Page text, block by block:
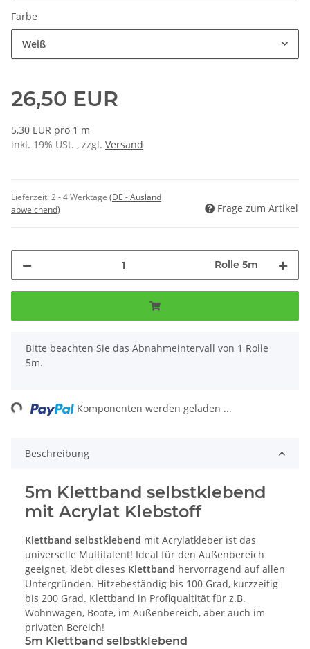
Farbe
Weiß
26,50 EUR
5,30 EUR pro 1 m
inkl. 19% USt. , zzgl. Versand
Lieferzeit:2 - 4 Werktage (DE - Ausland
abweichend)
Frage zum Artikel
Rolle 5m
x
Bitte beachten Sie das Abnahmeintervall von 1 Rolle
5m.
Komponenten werden geladen ...
Beschreibung
5m Klettband selbstklebend
mit Acrylat Klebstoff
Klettband selbstklebend mit Acrylatkleber ist das
universelle Multitalent! Ideal für den Außenbereich
geeignet, klebt dieses Klettband hervorragend auf allen
Untergründen. Hitzebeständig bis 100 Grad, kurzzeitig
bis 200 Grad. Klettband in Profiqualtität für z.B.
Wohnwagen, Boote, im Außenbereich, aber auch im
privaten Bereich!
5m Klettband selbstklebend